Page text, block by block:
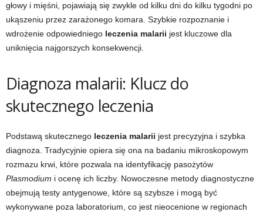
głowy i mięśni, pojawiają się zwykle od kilku dni do kilku tygodni po
ukąszeniu przez zarażonego komara. Szybkie rozpoznanie i
wdrożenie odpowiedniego leczenia malarii jest kluczowe dla
uniknięcia najgorszych konsekwencji.
Diagnoza malarii: Klucz do
skutecznego leczenia
Podstawą skutecznego leczenia malarii jest precyzyjna i szybka
diagnoza. Tradycyjnie opiera się ona na badaniu mikroskopowym
rozmazu krwi, które pozwala na identyfikację pasożytów
Plasmodium i ocenę ich liczby. Nowoczesne metody diagnostyczne
obejmują testy antygenowe, które są szybsze i mogą być
wykonywane poza laboratorium, co jest nieocenione w regionach